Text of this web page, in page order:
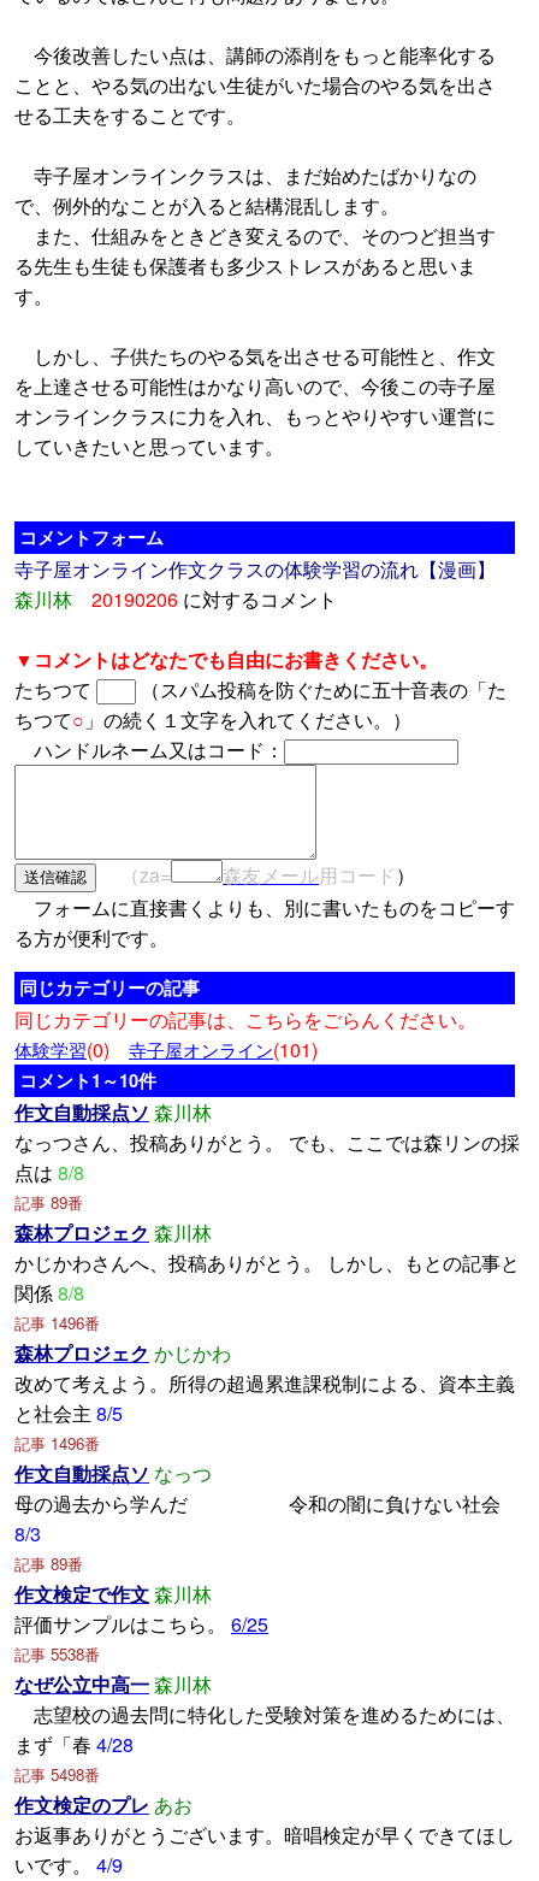
今後改善したい点は、講師の添削をもっと能率化する
ことと、やる気の出ない生徒がいた場合のやる気を出さ
せる工夫をすることです。
寺子屋オンラインクラスは、まだ始めたばかりなの
で、例外的なことが入ると結構混乱します。
また、仕組みをときどき変えるので、そのつど担当す
る先生も生徒も保護者も多少ストレスがあると思いま
す。
しかし、子供たちのやる気を出させる可能性と、作文
を上達させる可能性はかなり高いので、今後この寺子屋
オンラインクラスに力を入れ、もっとやりやすい運営に
していきたいと思っています。
コメントフォーム
寺子屋オンライン作文クラスの体験学習の流れ【漫画】
森川林
20190206 に対するコメント
▼コメントはどなたでも自由にお書きください。
たちつて
（スパム投稿を防ぐために五十音表の「た
ちつて○ 」の続く１文字を入れてください。）
ハンドルネーム又はコード：
（za= 森友メール用コード）
フォームに直接書くよりも、別に書いたものをコピーす
る方が便利です。
同じカテゴリーの記事
同じカテゴリーの記事は、こちらをごらんください。
体験学習(0) 寺子屋オンライン(101)
コメント1～10件
作文自動採点ソ 森川林
なっつさん、投稿ありがとう。 でも、ここでは森リンの採
点は 8/8
記事 89番
森林プロジェク 森川林
かじかわさんへ、投稿ありがとう。 しかし、もとの記事と
関係8/8
記事 1496番
森林プロジェク かじかわ
改めて考えよう。所得の超過累進課税制による、資本主義
と社会主 8/5
記事 1496番
作文自動採点ソ なっつ
母の過去から学んだ 令和の闇に負けない社会
8/3
記事 89番
作文検定で作文森川林
評価サンプルはこちら。 6/25
記事 5538番
なぜ公立中高一森川林
志望校の過去問に特化した受験対策を進めるためには、
まず「春 4/28
記事 5498番
作文検定のプレ あお
お返事ありがとうございます。暗唱検定が早くできてほし
いです。
4/9